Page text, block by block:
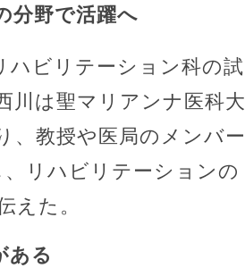
分野で活躍へ
ハビリテーション科の試
川は聖マリアンナ医科大
、教授や医局のメンバー
リハビリテーションの
えた。
ある